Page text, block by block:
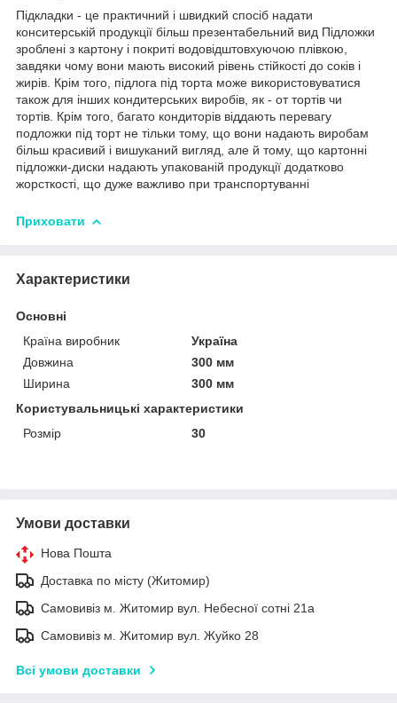
Підкладки - це практичний і швидкий спосіб надати
конситерській продукції більш презентабельний вид Підложки
зроблені з картону і покриті водовідштовхуючою плівкою,
завдяки чому вони мають високий рівень стійкості до соків і
жирів. Крім того, підлога під торта може використовуватися
також для інших кондитерських виробів, як - от тортів чи
тортів. Крім того, багато кондиторів віддають перевагу
подложки під торт не тільки тому, що вони надають виробам
більш красивий і вишуканий вигляд, але й тому, що картонні
підложки-диски надають упакованій продукції додатково
жорсткості, що дуже важливо при транспортуванні
Приховати
Характеристики
Основні
Країна виробник
Україна
Довжина
300 мм
Ширина
300 мм
Користувальницькі характеристики
Розмір
30
Умови доставки
Нова Пошта
Доставка по місту (Житомир)
Самовивіз м. Житомир вул. Небесної сотні 21а
Самовивіз м. Житомир вул. Жуйко 28
Всі умови доставки